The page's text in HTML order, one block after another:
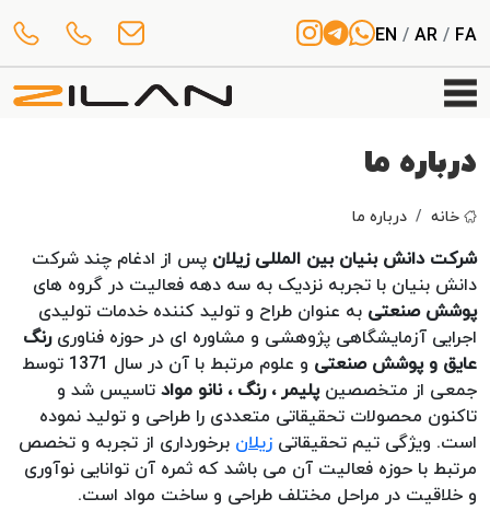
EN /AR/ FA
درباره ما
خانه درباره ما
شرکت دانش بنیان بین المللی زیلان پس از ادغام چند شرکت
دانش بنیان با تجربه نزدیک به سه دهه فعالیت در گروه های
پوشش صنعتی به عنوان طراح و تولید کننده خدمات تولیدی
اجرایی آزمایشگاهی پژوهشی و مشاوره ای در حوزه فناوریرنگ
عایق و پوشش صنعتی
و علوم مرتبط با آن در سال 1371 توسط
جمعی از متخصصینپلیمر ، رنگ ، نانو موادتاسیس شد و
تاکنون محصولات تحقیقاتی متعددی را طراحی و تولید نموده
است. ویژگی تیم تحقیقاتی زیلان برخورداری از تجربه و تخصص
مرتبط با حوزه فعالیت آن می باشد که ثمره آن توانایی نوآوری
و خلاقیت در مراحل مختلف طراحی و ساخت مواد است.